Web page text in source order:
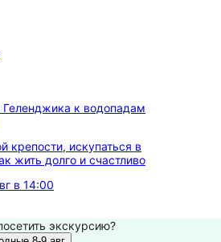
к водопадам
крепости, искупаться в
жить долго и счастливо
в 14:00
экскурсию?